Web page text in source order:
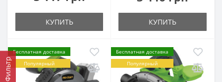
Фильтр
КУПИТЬ КУПИТЬ
Бесплатная доставка
Популярный
Бесплатная доставка
Популярный